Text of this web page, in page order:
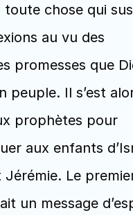
toute chose qui
au vu des
promesses que
peuple. Il s’est
prophètes pour
aux enfants
Jérémie. Le
un message